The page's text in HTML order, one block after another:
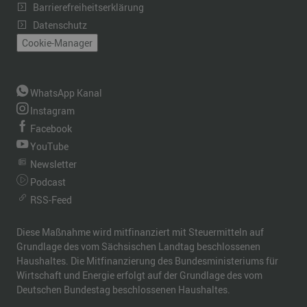
Barrierefreiheitserklärung
Datenschutz
Cookie-Manager
WhatsApp Kanal
Instagram
Facebook
YouTube
Newsletter
Podcast
RSS-Feed
Diese Maßnahme wird mitfinanziert mit Steuermitteln auf
Grundlage des vom Sächsischen Landtag beschlossenen
Haushaltes. Die Mitfinanzierung des Bundesministeriums für
Wirtschaft und Energie erfolgt auf der Grundlage des vom
Deutschen Bundestag beschlossenen Haushaltes.